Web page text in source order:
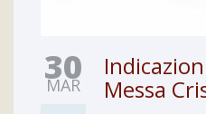
30
MAR Messa